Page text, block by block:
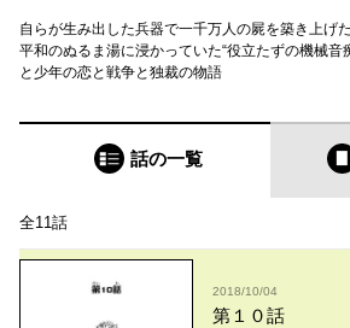
自らが生み出した兵器で一千万人の屍を築き上げた
平和のぬるま湯に浸かっていた“役立たずの機械音
と少年の恋と戦争と独裁の物語
話の一覧
全11話
2018/10/04
第１０話